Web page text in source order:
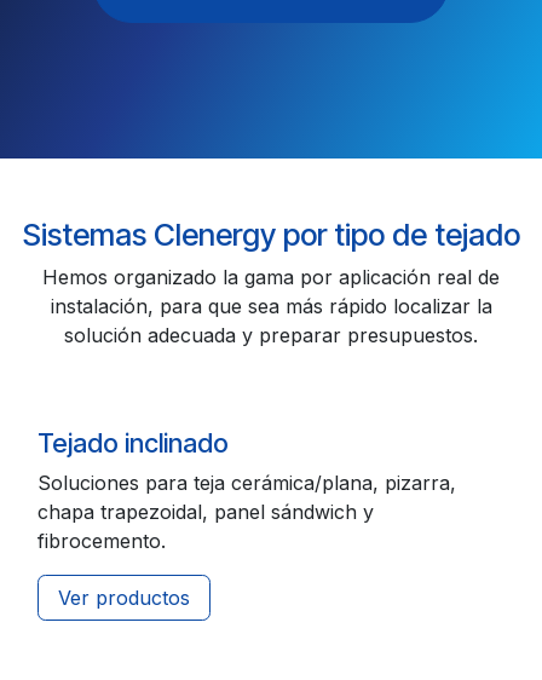
Sistemas Clenergy por tipo de tejado
Hemos organizado la gama por aplicación real de
instalación, para que sea más rápido localizar la
solución adecuada y preparar presupuestos.
Tejado inclinado
Soluciones para teja cerámica/plana, pizarra,
chapa trapezoidal, panel sándwich y
fibrocemento.
Ver productos